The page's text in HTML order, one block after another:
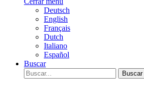
Deutsch
English
Français
Dutch
Italiano
Español
Buscar
Buscar